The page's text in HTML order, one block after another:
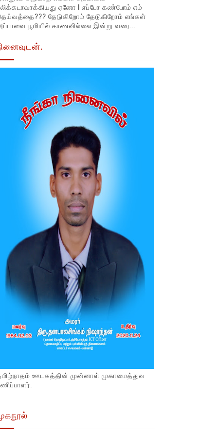
ஏனோ ! எப்போ கண்போம் எம்
தேடுகிறோம் தேடுகிறோம் எங்கள்
பூமியில் காணவில்லை இன்று வரை...
ஊடகத்தின் முன்னாள் முகாமைத்துவ